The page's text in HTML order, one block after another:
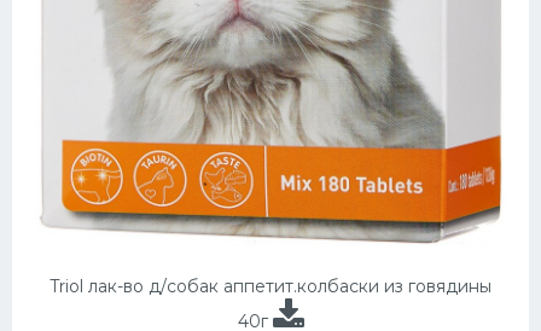
Triol лак-во д/собак аппетит.колбаски из говядины
40г